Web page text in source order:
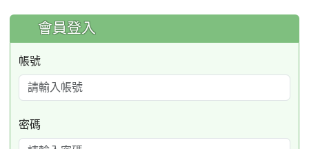
:::
會員登入
帳號
密碼